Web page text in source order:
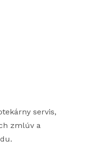
servis,
zmlúv a